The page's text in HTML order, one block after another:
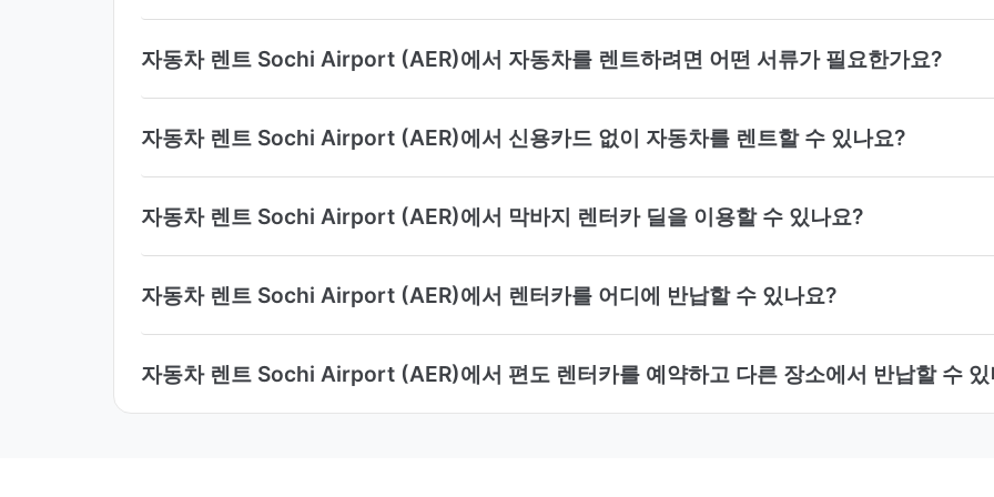
자동차 렌트 Sochi Airport (AER)에서 자동차를 렌트하려면 어떤 서류가 필요한가요?
자동차 렌트 Sochi Airport (AER)에서 신용카드 없이 자동차를 렌트할 수 있나요?
자동차 렌트 Sochi Airport (AER)에서 막바지 렌터카 딜을 이용할 수 있나요?
자동차 렌트 Sochi Airport (AER)에서 렌터카를 어디에 반납할 수 있나요?
자동차 렌트 Sochi Airport (AER)에서 편도 렌터카를 예약하고 다른 장소에서 반납할 수 있